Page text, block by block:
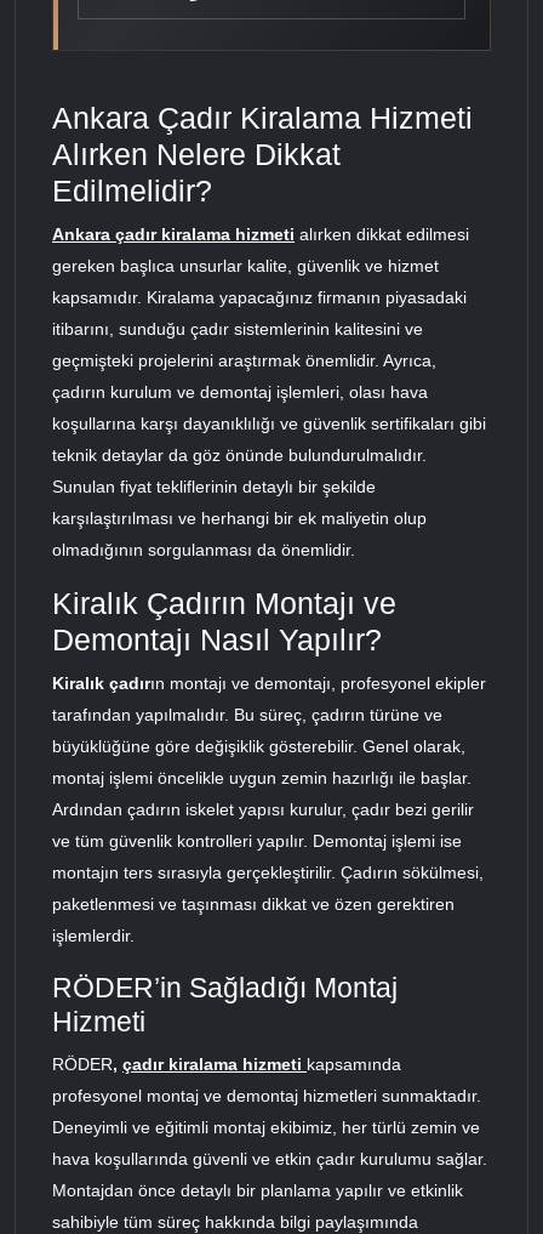
Ankara Çadır Kiralama Hizmeti
Alırken Nelere Dikkat
Edilmelidir?
Ankara çadır kiralama hizmeti alırken dikkat edilmesi
gereken başlıca unsurlar kalite, güvenlik ve hizmet
kapsamıdır. Kiralama yapacağınız firmanın piyasadaki
itibarını, sunduğu çadır sistemlerinin kalitesini ve
geçmişteki projelerini araştırmak önemlidir. Ayrıca,
çadırın kurulum ve demontaj işlemleri, olası hava
koşullarına karşı dayanıklılığı ve güvenlik sertifikaları gibi
teknik detaylar da göz önünde bulundurulmalıdır.
Sunulan fiyat tekliflerinin detaylı bir şekilde
karşılaştırılması ve herhangi bir ek maliyetin olup
olmadığının sorgulanması da önemlidir.
Kiralık Çadırın Montajı ve
Demontajı Nasıl Yapılır?
Kiralık çadırın montajı ve demontajı, profesyonel ekipler
tarafından yapılmalıdır. Bu süreç, çadırın türüne ve
büyüklüğüne göre değişiklik gösterebilir. Genel olarak,
montaj işlemi öncelikle uygun zemin hazırlığı ile başlar.
Ardından çadırın iskelet yapısı kurulur, çadır bezi gerilir
ve tüm güvenlik kontrolleri yapılır. Demontaj işlemi ise
montajın ters sırasıyla gerçekleştirilir. Çadırın sökülmesi,
paketlenmesi ve taşınması dikkat ve özen gerektiren
işlemlerdir.
RÖDER’in Sağladığı Montaj
Hizmeti
RÖDER, çadır kiralama hizmeti kapsamında
profesyonel montaj ve demontaj hizmetleri sunmaktadır.
Deneyimli ve eğitimli montaj ekibimiz, her türlü zemin ve
hava koşullarında güvenli ve etkin çadır kurulumu sağlar.
Montajdan önce detaylı bir planlama yapılır ve etkinlik
sahibiyle tüm süreç hakkında bilgi paylaşımında